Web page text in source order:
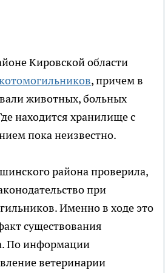
Кировской области
, причем в
животных, больных
находится хранилище с
пока неизвестно.
района проверила,
при
Именно в ходе это
существования
По информации
ветеринарии